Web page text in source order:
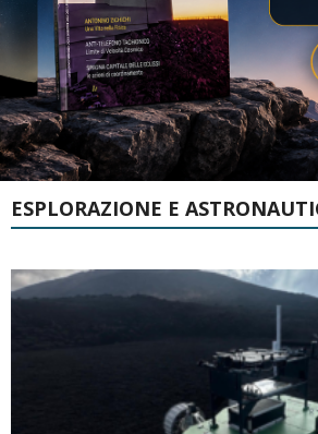
ESPLORAZIONE E